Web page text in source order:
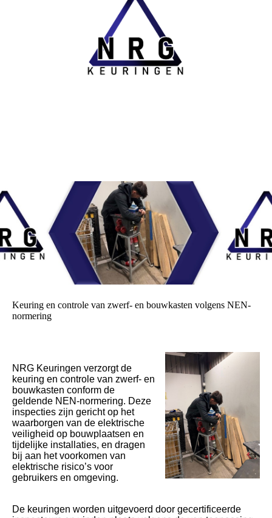
Keuring en controle van zwerf- en bouwkasten volgens NEN-
normering
NRG Keuringen verzorgt de
keuring en controle van zwerf- en
bouwkasten conform de
geldende NEN-normering. Deze
inspecties zijn gericht op het
waarborgen van de elektrische
veiligheid op bouwplaatsen en
tijdelijke installaties, en dragen
bij aan het voorkomen van
elektrische risico’s voor
gebruikers en omgeving.
De keuringen worden uitgevoerd door gecertificeerde